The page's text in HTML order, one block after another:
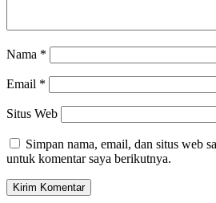
Nama *
Email *
Situs Web
Simpan nama, email, dan situs web
untuk komentar saya berikutnya.